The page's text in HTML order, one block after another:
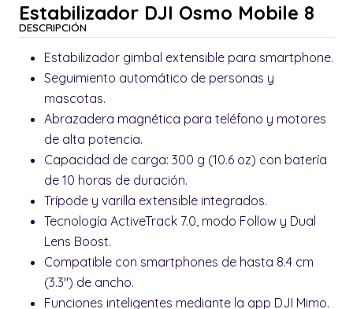
Estabilizador DJI Osmo Mobile 8
DESCRIPCIÓN
Estabilizador gimbal extensible para smartphone.
Seguimiento automático de personas y
mascotas.
Abrazadera magnética para teléfono y motores
de alta potencia.
Capacidad de carga: 300 g (10.6 oz) con batería
de 10 horas de duración.
Trípode y varilla extensible integrados.
Tecnología ActiveTrack 7.0, modo Follow y Dual
Lens Boost.
Compatible con smartphones de hasta 8.4 cm
(3.3") de ancho.
Funciones inteligentes mediante la app DJI Mimo.